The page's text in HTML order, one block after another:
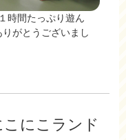
時間たっぷり遊ん
がとうございまし
にこランド